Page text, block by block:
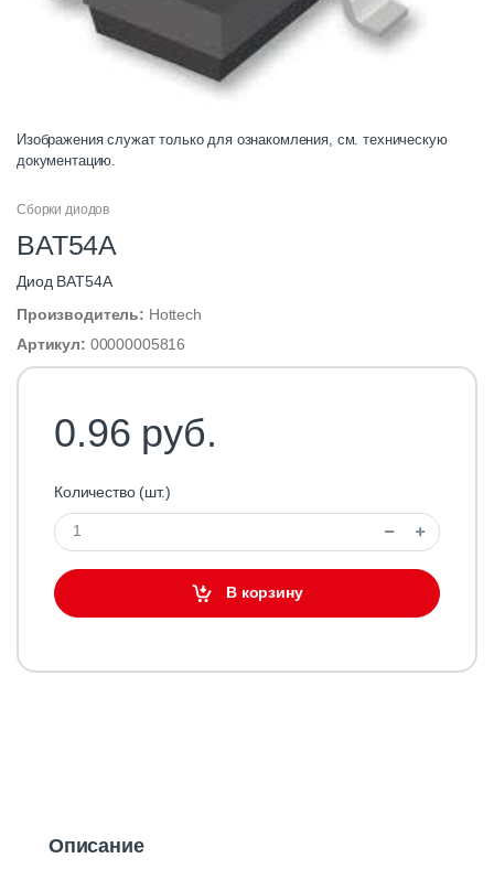
Изображения служат только для ознакомления, см. техническую
документацию.
Сборки диодов
BAT54A
Диод BAT54A
Производитель: Hottech
Артикул: 00000005816
0.96 руб.
Количество (шт.)
В корзину
Описание